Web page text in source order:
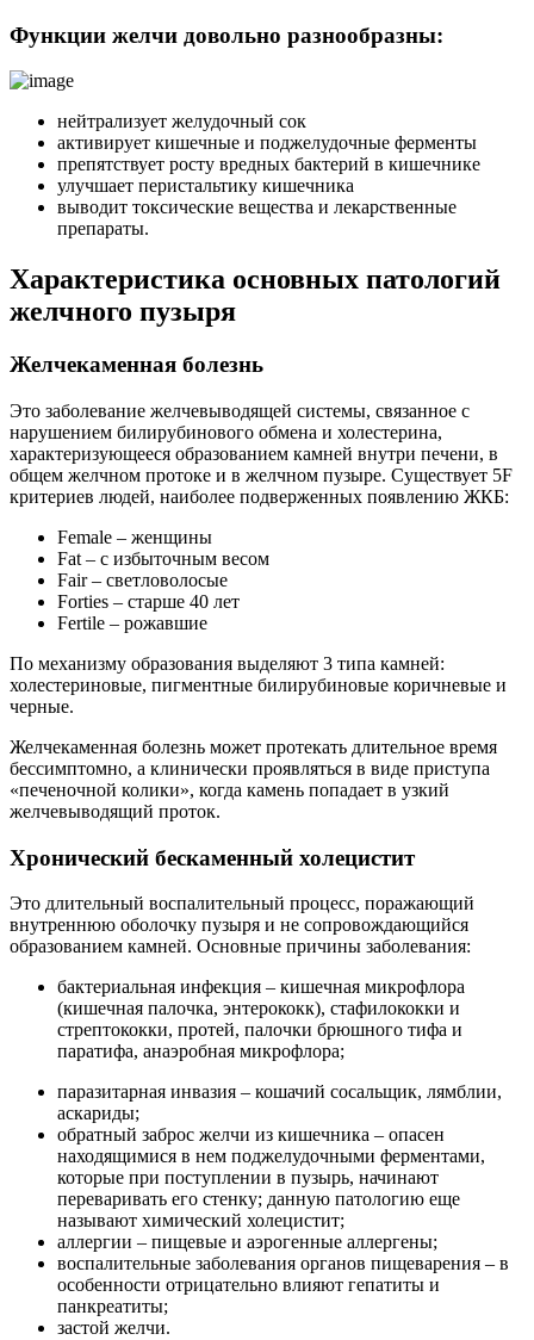
Функции желчи довольно разнообразны:
нейтрализует желудочный сок
активирует кишечные и поджелудочные ферменты
препятствует росту вредных бактерий в кишечнике
улучшает перистальтику кишечника
выводит токсические вещества и лекарственные
препараты.
Характеристика основных патологий
желчного пузыря
Желчекаменная болезнь
Это заболевание желчевыводящей системы, связанное с
нарушением билирубинового обмена и холестерина,
характеризующееся образованием камней внутри печени, в
общем желчном протоке и в желчном пузыре. Существует 5F
критериев людей, наиболее подверженных появлению ЖКБ:
Female – женщины
Fat – с избыточным весом
Fair – светловолосые
Forties – старше 40 лет
Fertile – рожавшие
По механизму образования выделяют 3 типа камней:
холестериновые, пигментные билирубиновые коричневые и
черные.
Желчекаменная болезнь может протекать длительное время
бессимптомно, а клинически проявляться в виде приступа
«печеночной колики», когда камень попадает в узкий
желчевыводящий проток.
Хронический бескаменный холецистит
Это длительный воспалительный процесс, поражающий
внутреннюю оболочку пузыря и не сопровождающийся
образованием камней. Основные причины заболевания:
бактериальная инфекция – кишечная микрофлора
(кишечная палочка, энтерококк), стафилококки и
стрептококки, протей, палочки брюшного тифа и
паратифа, анаэробная микрофлора;
паразитарная инвазия – кошачий сосальщик, лямблии,
аскариды;
обратный заброс желчи из кишечника – опасен
находящимися в нем поджелудочными ферментами,
которые при поступлении в пузырь, начинают
переваривать его стенку; данную патологию еще
называют химический холецистит;
аллергии – пищевые и аэрогенные аллергены;
воспалительные заболевания органов пищеварения – в
особенности отрицательно влияют гепатиты и
панкреатиты;
застой желчи.